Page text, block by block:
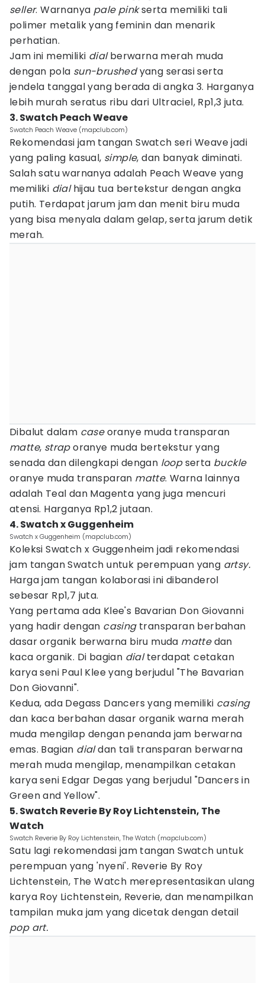
seller. Warnanya pale pinkserta memiliki tali
polimer metalik yang feminin dan menarik
perhatian.
Jam ini memiliki dialberwarna merah muda
dengan pola sun-brushedyang serasi serta
jendela tanggal yang berada di angka 3. Harganya
lebih murah seratus ribu dari Ultraciel, Rp1,3 juta.
3. Swatch Peach Weave
Swatch Peach Weave (mapclub.com)
Rekomendasi jam tangan Swatch seri Weave jadi
yang paling kasual, simple, dan banyak diminati.
Salah satu warnanya adalah Peach Weave yang
memiliki dialhijau tua bertekstur dengan angka
putih. Terdapat jarum jam dan menit biru muda
yang bisa menyala dalam gelap, serta jarum detik
merah.
Dibalut dalam caseoranye muda transparan
matte, straporanye muda bertekstur yang
senada dan dilengkapi dengan loopserta buckle
oranye muda transparan matte. Warna lainnya
adalah Teal dan Magenta yang juga mencuri
atensi. Harganya Rp1,2 jutaan.
4. Swatch x Guggenheim
Swatch x Guggenheim (mapclub.com)
Koleksi Swatch x Guggenheim jadi rekomendasi
jam tangan Swatch untuk perempuan yang artsy.
Harga jam tangan kolaborasi ini dibanderol
sebesar Rp1,7 juta.
Yang pertama ada Klee's Bavarian Don Giovanni
yang hadir dengan casingtransparan berbahan
dasar organik berwarna biru muda mattedan
kaca organik. Di bagian dialterdapat cetakan
karya seni Paul Klee yang berjudul "The Bavarian
Don Giovanni".
Kedua, ada Degass Dancers yang memiliki casing
dan kaca berbahan dasar organik warna merah
muda mengilap dengan penanda jam berwarna
emas. Bagian dialdan tali transparan berwarna
merah muda mengilap, menampilkan cetakan
karya seni Edgar Degas yang berjudul "Dancers in
Green and Yellow".
5. Swatch Reverie By Roy Lichtenstein, The
Watch
Swatch Reverie By Roy Lichtenstein, The Watch (mapclub.com)
Satu lagi rekomendasi jam tangan Swatch untuk
perempuan yang 'nyeni'. Reverie By Roy
Lichtenstein, The Watch merepresentasikan ulang
karya Roy Lichtenstein, Reverie, dan menampilkan
tampilan muka jam yang dicetak dengan detail
pop art.